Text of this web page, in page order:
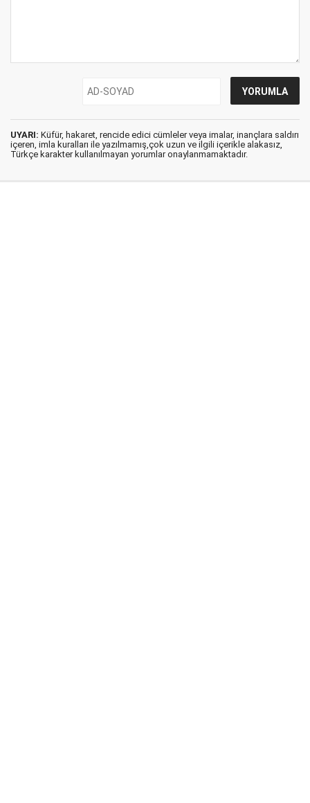
UYARI: Küfür, hakaret, rencide edici cümleler veya imalar, inançlara saldırı
içeren, imla kuralları ile yazılmamış,çok uzun ve ilgili içerikle alakasız,
Türkçe karakter kullanılmayan yorumlar onaylanmamaktadır.